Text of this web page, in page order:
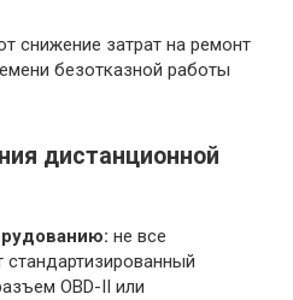
снижение затрат на ремонт
безотказной работы
дистанционной
не все
OBD-II или